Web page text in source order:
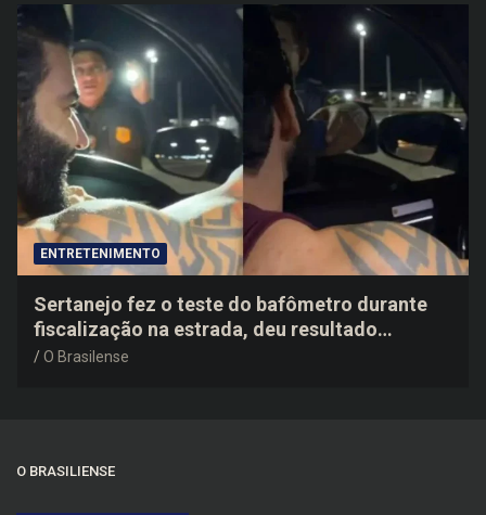
ENTRETENIMENTO
Sertanejo fez o teste do bafômetro durante
fiscalização na estrada, deu resultado
negativo e elogiou o trabalho dos agentes de
O Brasilense
O BRASILIENSE